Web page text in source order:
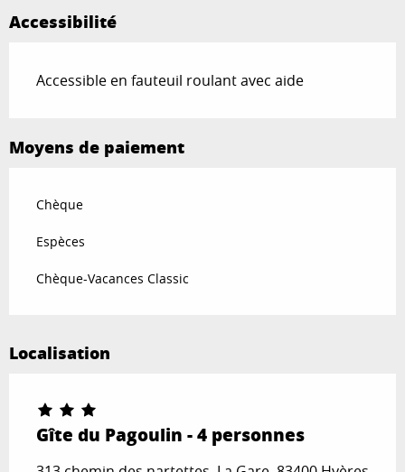
Accessibilité
Accessible en fauteuil roulant avec aide
Moyens de paiement
Chèque
Espèces
Chèque-Vacances Classic
Localisation
Gîte du Pagoulin - 4 personnes